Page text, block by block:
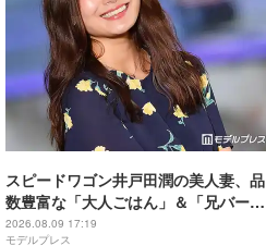
スピードワゴン井戸田潤の美人妻、品
数豊富な「大人ごはん」＆「兄バーグ
ごはん」披露に反響「ズラリと並んで
2026.08.09 17:19
モデルプレス